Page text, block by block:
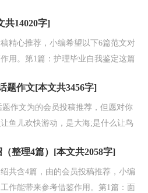
共14020字]
精心推荐，小编希望以下6篇范文对
用。第1篇：护理毕业自我鉴定这篇
题作文[本文共3456字]
作文为的会员投稿推荐，但愿对你
鱼儿欢快游动，是大海;是什么让鸟
整理4篇）[本文共2058字]
共含4篇，由的会员投稿推荐，小编
作能带来参考借鉴作用。第1篇：面